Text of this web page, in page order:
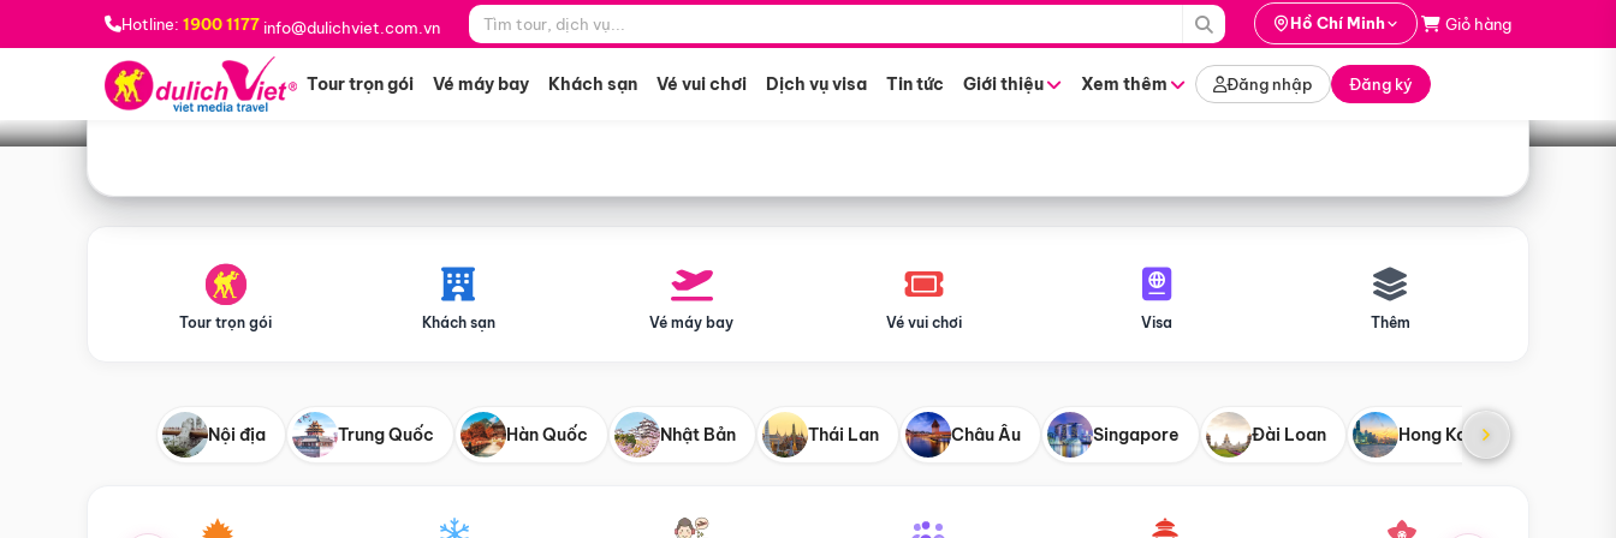
Hotline: 1900 1177 info@dulichviet.com.vn Hồ Chí Minh Giỏ hàng
Tour trọn gói Vé máy bay Khách sạn Vé vui chơi Dịch vụ visa Tin tức Giới thiệu Xem thêm Đăng nhập Đăng ký
Bạn muốn đi đâu? *
Tìm tour
Tour trọn gói Khách sạn Vé máy bay Vé vui chơi Visa Thêm
Nội địa Trung Quốc Hàn Quốc Nhật Bản Thái Lan Châu Âu Singapore Đài Loan Hong Kong